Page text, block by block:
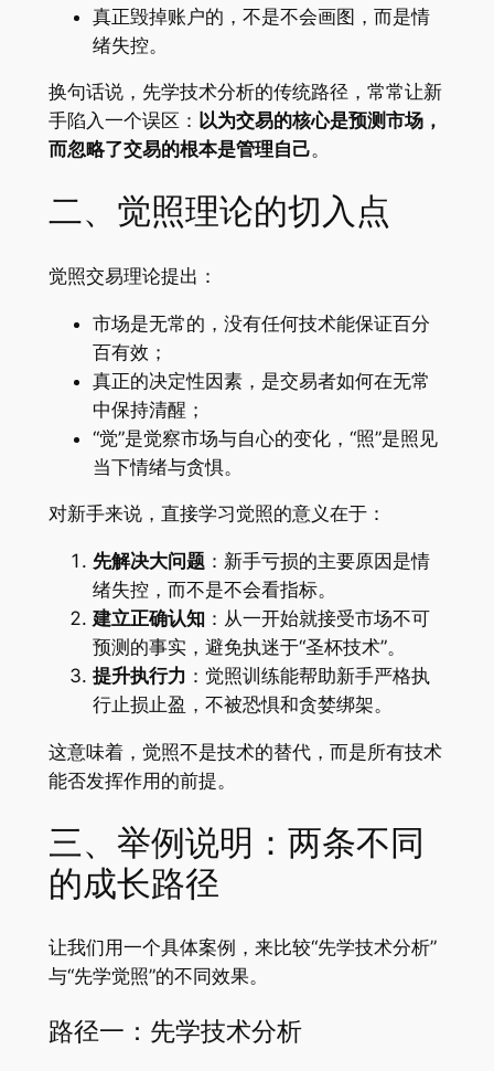
真正毁掉账户的，不是不会画图，而是情
绪失控。
换句话说，先学技术分析的传统路径，常常让新
手陷入一个误区： 以为交易的核心是预测市场，
而忽略了交易的根本是管理自己。
二、觉照理论的切入点
觉照交易理论提出：
市场是无常的，没有任何技术能保证百分
百有效；
真正的决定性因素，是交易者如何在无常
中保持清醒；
“觉”是觉察市场与自心的变化，“照”是照见
当下情绪与贪惧。
对新手来说，直接学习觉照的意义在于：
先解决大问题：新手亏损的主要原因是情
绪失控，而不是不会看指标。
建立正确认知 ：从一开始就接受市场不可
预测的事实，避免执迷于“圣杯技术”。
提升执行力 ：觉照训练能帮助新手严格执
行止损止盈，不被恐惧和贪婪绑架。
这意味着，觉照不是技术的替代，而是所有技术
能否发挥作用的前提。
三、举例说明：两条不同
的成长路径
让我们用一个具体案例，来比较“先学技术分析”
与“先学觉照”的不同效果。
路径一：先学技术分析